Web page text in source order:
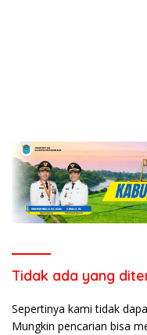
Tidak ada yang
Sepertinya kami tidak
Mungkin pencarian bisa